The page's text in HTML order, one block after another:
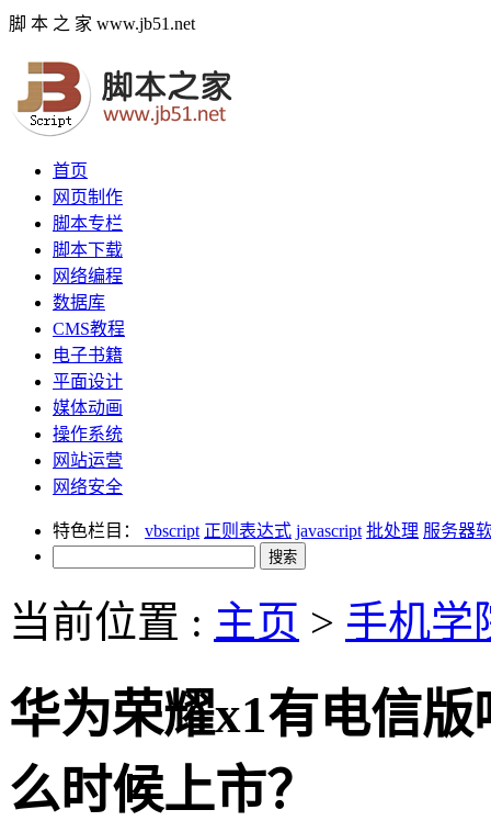
脚 本 之 家 www.jb51.net
首页
网页制作
脚本专栏
脚本下载
网络编程
数据库
CMS教程
电子书籍
平面设计
媒体动画
操作系统
网站运营
网络安全
特色栏目： vbscript 正则表达式 javascript 批处理 服务器
当前位置 : 主页 > 手机学
华为荣耀x1有电信
么时候上市？